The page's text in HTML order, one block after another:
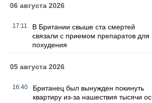
06 августа 2026
17:11
В Британии свыше ста смертей
связали с приемом препаратов для
похудения
05 августа 2026
16:40
Британец был вынужден покинуть
квартиру из-за нашествия тысячи ос